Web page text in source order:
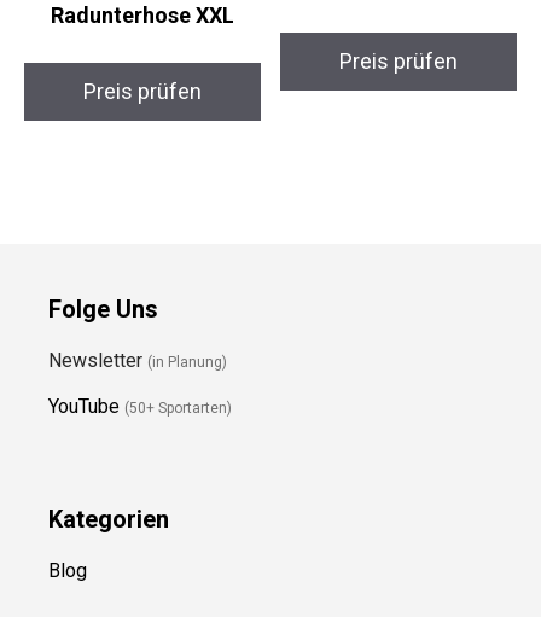
Radunterhose XXL
Preis prüfen
Preis prüfen
Folge Uns
Newsletter (in Planung)
YouTube (50+ Sportarten)
Kategorien
Blog